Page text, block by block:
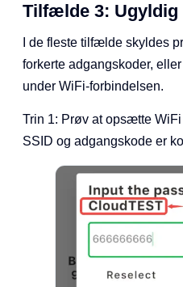
Tilfælde 3: Ugyldig
I de fleste tilfælde skyldes
forkerte adgangskoder,
under WiFi-forbindelsen.
Trin 1: Prøv at opsætte
SSID og adgangskode er